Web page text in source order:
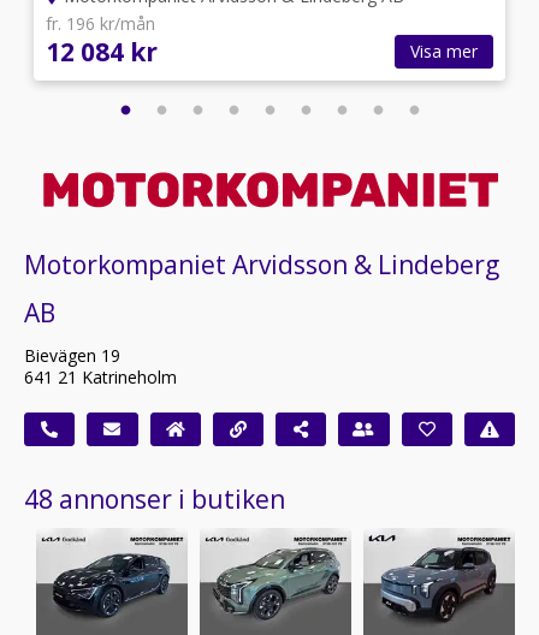
fr. 196 kr/mån
12 084 kr Visa mer
Motorkompaniet Arvidsson & Lindeberg
AB
Bievägen 19
641 21 Katrineholm
48 annonser i butiken